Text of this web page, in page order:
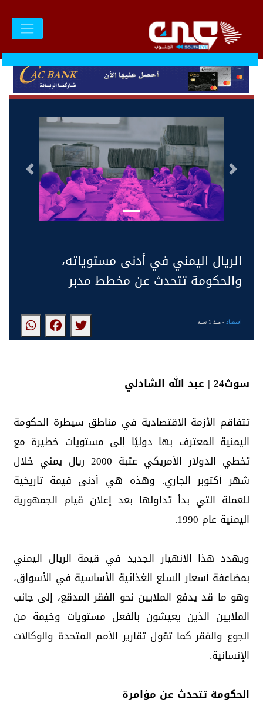
التالى السابق
الريال اليمني في أدنى مستوياته،
والحكومة تتحدث عن مخطط مدبر
اقتصاد- منذ 1 سنة
سوث24 | عبد الله الشادلي
تتفاقم الأزمة الاقتصادية في مناطق سيطرة الحكومة
اليمنية المعترف بها دوليًا إلى مستويات خطيرة مع
تخطي الدولار الأمريكي عتبة 2000 ريال يمني خلال
شهر أكتوبر الجاري. وهذه هي أدنى قيمة تاريخية
للعملة التي بدأ تداولها بعد إعلان قيام الجمهورية
اليمنية عام 1990.
ويهدد هذا الانهيار الجديد في قيمة الريال اليمني
بمضاعفة أسعار السلع الغذائية الأساسية في الأسواق،
وهو ما قد يدفع الملايين نحو الفقر المدقع، إلى جانب
الملايين الذين يعيشون بالفعل مستويات وخيمة من
الجوع والفقر كما تقول تقارير الأمم المتحدة والوكالات
الإنسانية.
الحكومة تتحدث عن مؤامرة